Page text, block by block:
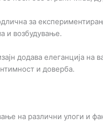
за
и возбудување.
додава елеганција на
и доверба.
на различни улоги и